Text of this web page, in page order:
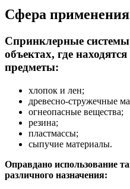
Сфера применения
Спринклерные
объектах, где
предметы:
хлопок и лен;
древесно-стружечные
огнеопасные вещества;
резина;
пластмассы;
сыпучие материалы.
Оправдано использование
различного назначения: